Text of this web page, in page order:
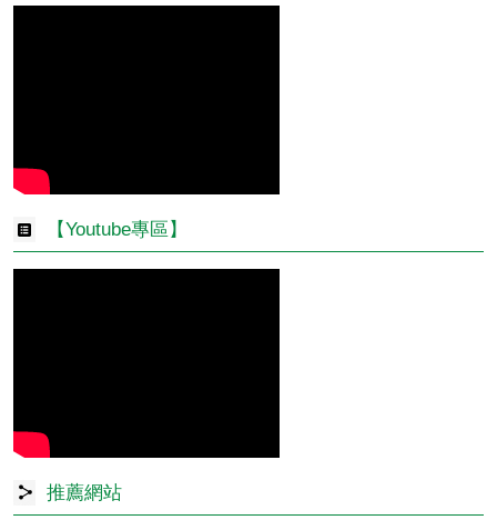
【Youtube專區】
推薦網站